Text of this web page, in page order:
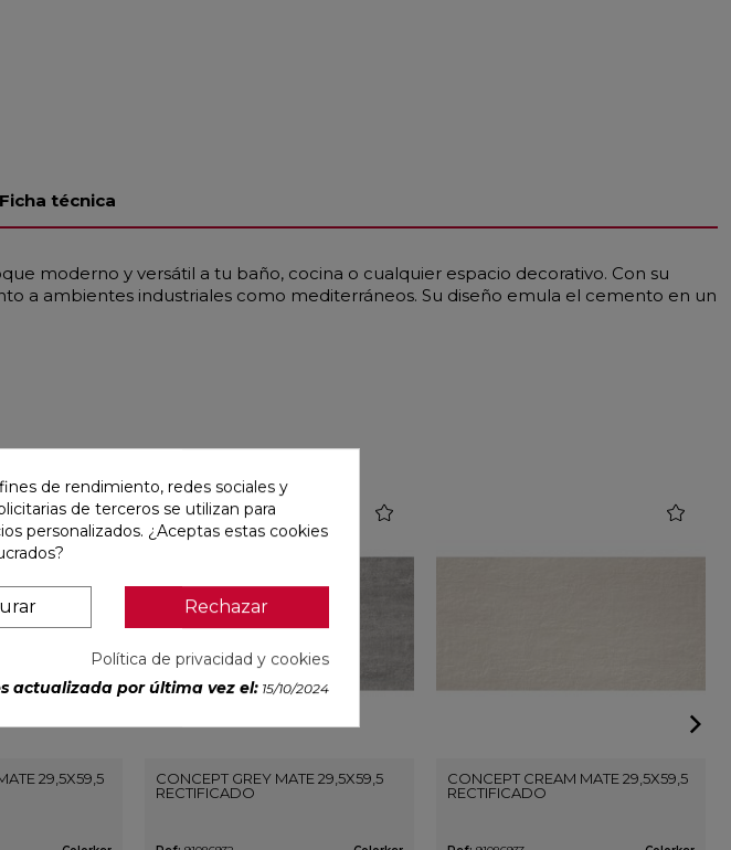
Ficha técnica
moderno y versátil a tu baño, cocina o cualquier espacio decorativo. Con su
a ambientes industriales como mediterráneos. Su diseño emula el cemento en un
29,5X59,5
favorite
CONCEPT GREY MATE 29,5X59,5
RECTIFICADO
CONCEPT CREAM MATE 29,5X59,5
RECTIFICADO
favorite
de rendimiento, redes sociales y
de terceros se utilizan para
personalizados. ¿Aceptas estas cookies
Rechazar
Política de privacidad y cookies
actualizada por última vez el: 15/10/2024